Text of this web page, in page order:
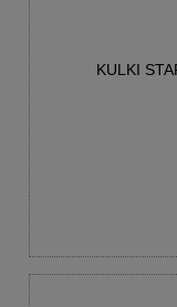
KULKI